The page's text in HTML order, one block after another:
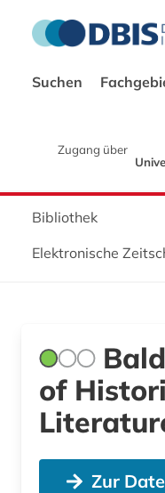
Suchen
Zugang über
Bibliothek
Elektronische
of
Zur